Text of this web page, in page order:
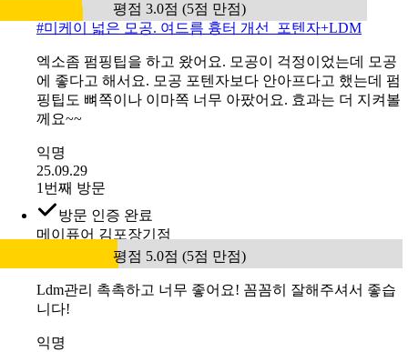
평점 3.0점 (5점 만점)
#미케이 넓은 모공. 여드름 흉터 개선_포텐자+LDM
엑소좀 펌핑팁을 하고 왔어요. 모공이 걱정이었는데 모공
에 좋다고 해서요. 모공 포텐자보다 안아프다고 했는데 펌
핑팁도 뼈쪽이나 이마쪽 너무 아팠어요. 효과는 더 지켜볼
께요~~
익명
25.09.29
1번째 방문
방문 인증 완료
메이퓨어 김포장기점
평점 5.0점 (5점 만점)
Ldm관리 촉촉하고 너무 좋어요! 꼼꼼히 잘해주셔서 좋습
니다!
익명